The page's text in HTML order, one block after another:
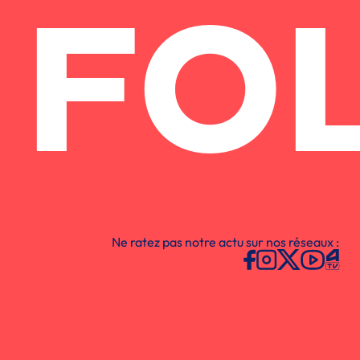
Ne ratez pas notre actu sur nos réseaux :